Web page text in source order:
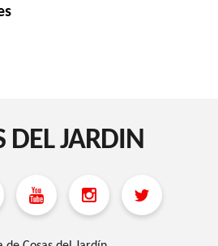
DEL JARDIN